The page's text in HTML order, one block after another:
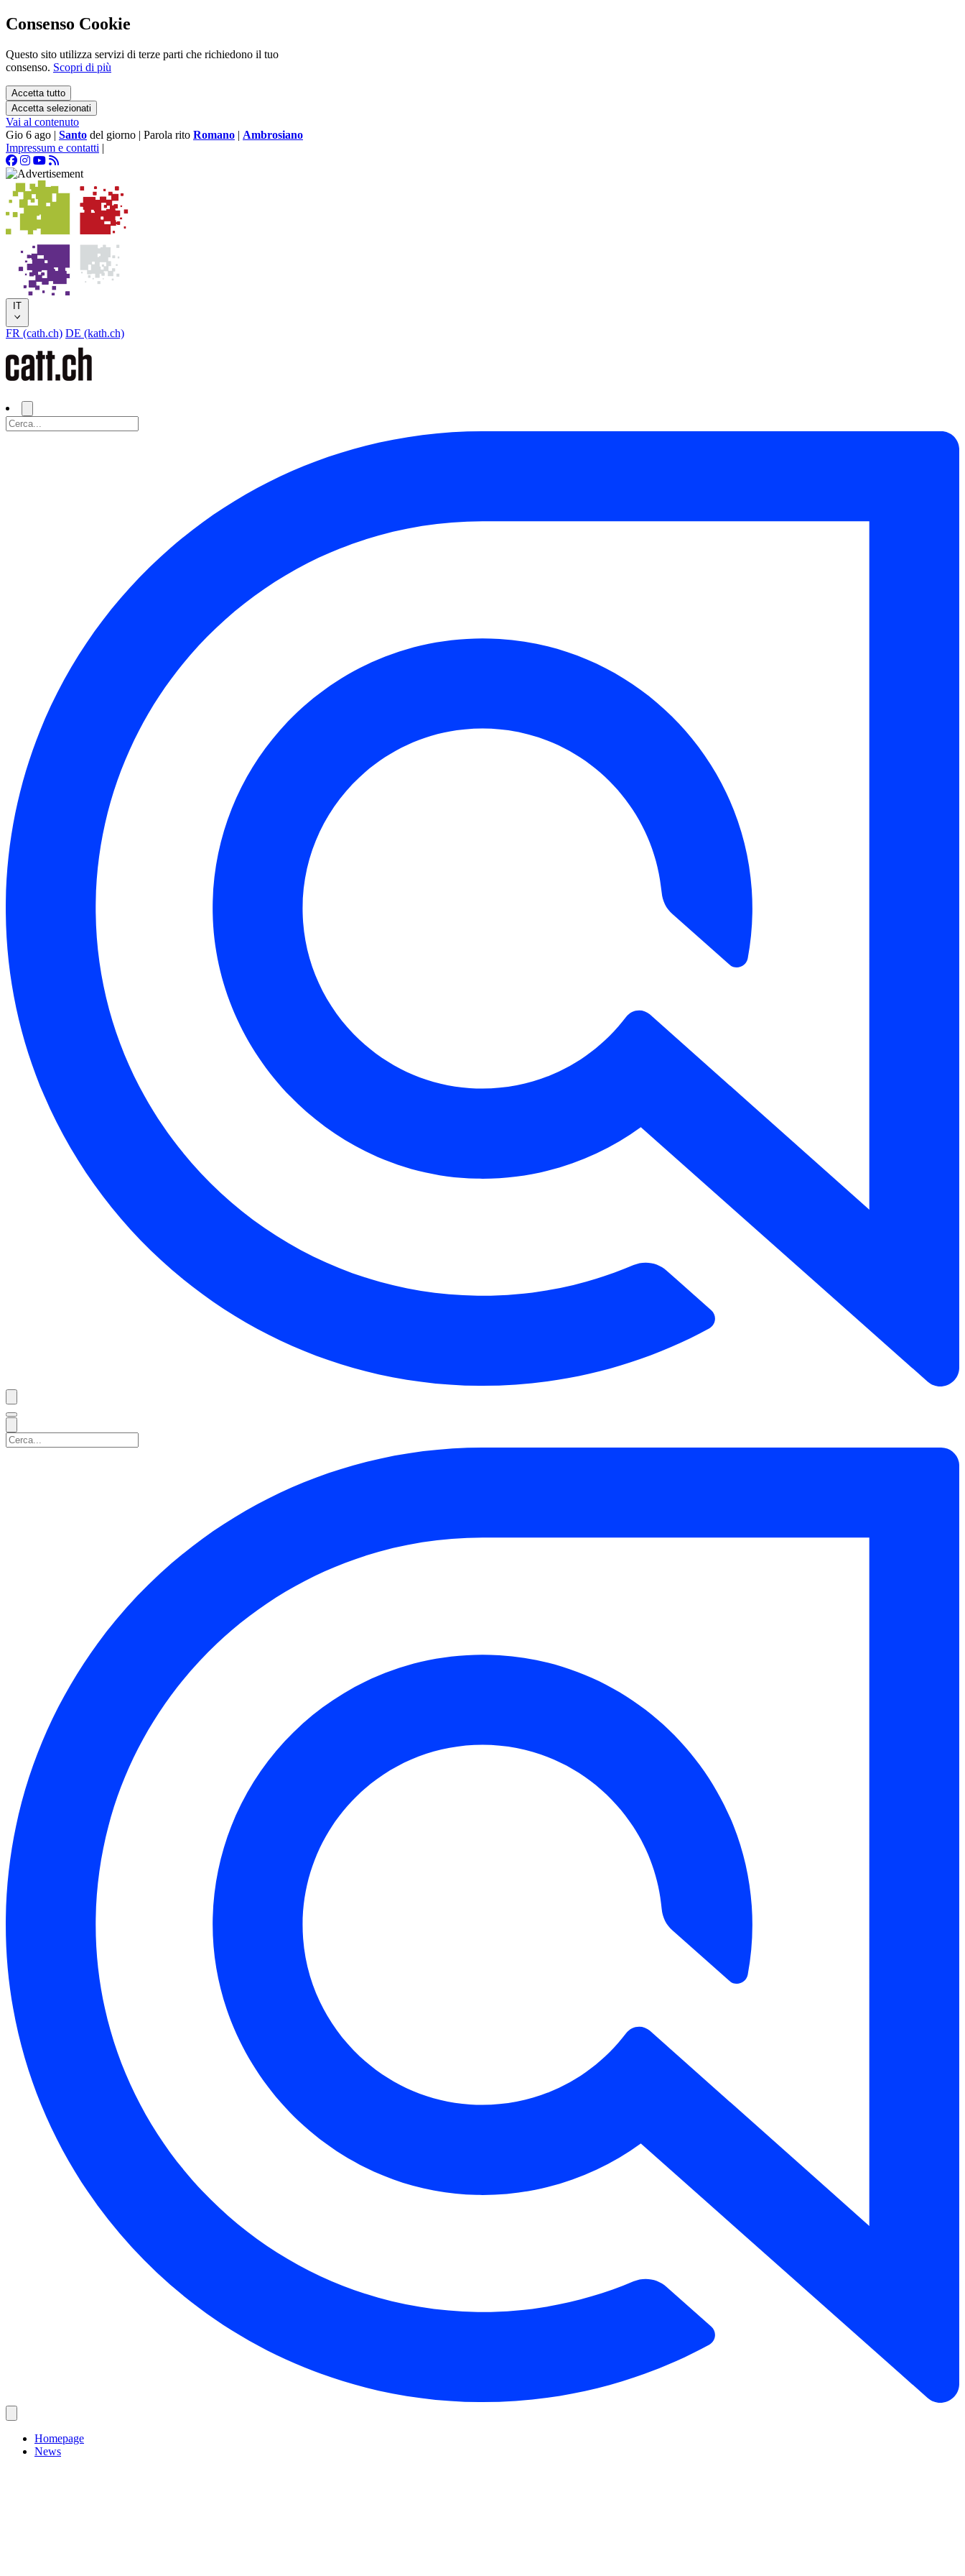
Consenso Cookie
Questo sito utilizza servizi di terze parti che richiedono il tuo
consenso. Scopri di più
Accetta tutto
Accetta selezionati
Vai al contenuto
Gio 6 ago | Santo del giorno | Parola rito Romano | Ambrosiano
Impressum e contatti |
IT
FR (cath.ch) DE (kath.ch)
Homepage
News